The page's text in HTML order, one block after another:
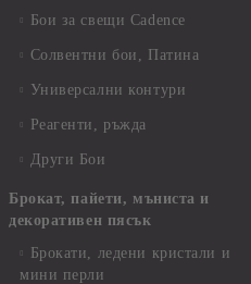
Бои за свещи Cadence
Солвентни бои, Патина
Универсални контури
Реагенти, ръжда
Други Бои
Брокат, пайети, мъниста и
декоративен пясък
Брокати, ледени кристали и
мини перли